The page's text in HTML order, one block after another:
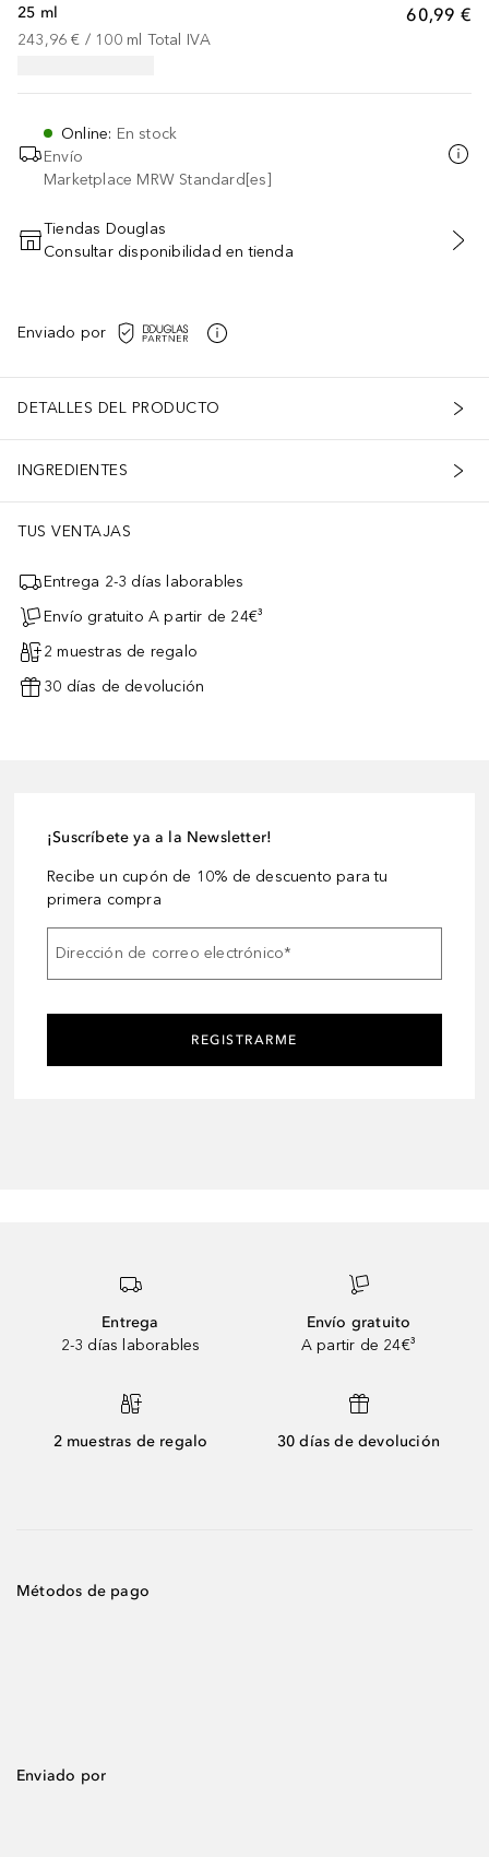
60,99 €
25 ml
243,96 € / 100 ml Total IVA
Online: En stock
Envío
Marketplace MRW Standard[es]
AÑADIR AL CARRITO
Tiendas Douglas
Consultar disponibilidad en tienda
Enviado por
DETALLES DEL PRODUCTO
INGREDIENTES
TUS VENTAJAS
Entrega 2-3 días laborables
Envío gratuito A partir de 24€³
2 muestras de regalo
30 días de devolución
¡Suscríbete ya a la Newsletter!
Recibe un cupón de 10% de descuento para tu
primera compra
Dirección de correo electrónico*
REGISTRARME
Entrega
2-3 días laborables
Envío gratuito
A partir de 24€³
2 muestras de regalo 30 días de devolución
Métodos de pago
Enviado por